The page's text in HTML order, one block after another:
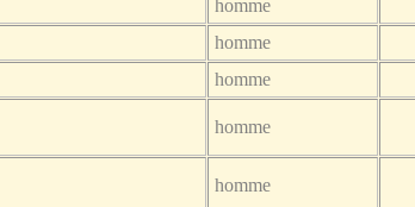
homme
homme
homme
homme
homme